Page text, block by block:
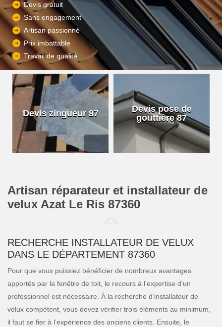
Devis gratuit
Sans engagement
Artisan passionné
Prix imbattable
Travail de qualité
Devis zingueur 87
Devis pose de
gouttière 87
Artisan réparateur et installateur de
velux Azat Le Ris 87360
RECHERCHE INSTALLATEUR DE VELUX
DANS LE DÉPARTEMENT 87360
Pour que vous puissiez bénéficier de nombreux avantages
apportés par la fenêtre de toit, le recours à l’expertise d’un
professionnel est nécessaire. À la recherche d’installateur de
velux compétent, vous devez vérifier trois éléments au minimum,
il faut se fier à l’expérience des anciens clients. Ensuite, le